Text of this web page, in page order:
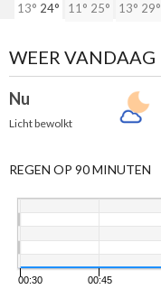
13° 24° 11° 25° 13° 29°
WEER VANDAAG
Nu
Licht bewolkt
REGEN OP 90 MINUTEN
00:30 00:45